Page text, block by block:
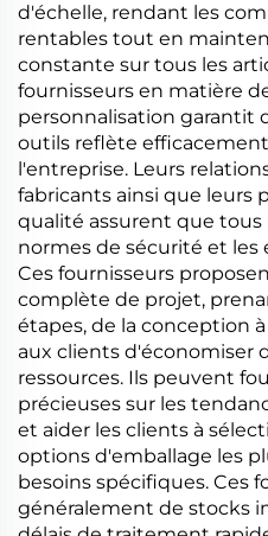
d'échelle, rendant les
rentables tout en
constante sur tous les
fournisseurs en matière
personnalisation garantit
outils reflète
l'entreprise. Leurs
fabricants ainsi que leurs
qualité assurent que
normes de sécurité et les
Ces fournisseurs
complète de projet,
étapes, de la conception
aux clients d'économiser
ressources. Ils peuvent
précieuses sur les
et aider les clients à
options d'emballage les
besoins spécifiques. Ces
généralement de stocks